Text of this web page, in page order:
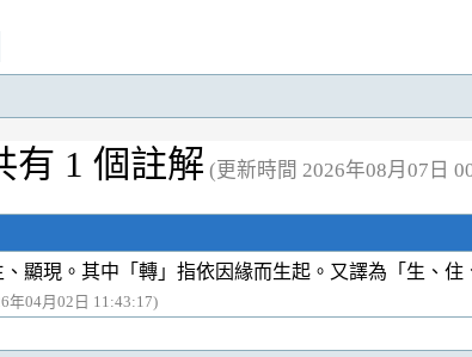
有 1 個註解 (更新時間 2026年08月07日
顯現。其中「轉」指依因緣而生起。又譯為「生、
年04月02日 11:43:17)